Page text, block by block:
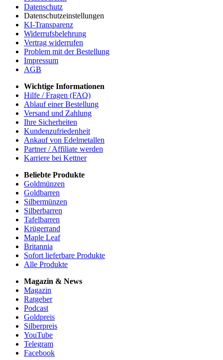
Datenschutz
Datenschutzeinstellungen
KI-Transparenz
Widerrufsbelehrung
Vertrag widerrufen
Problem mit der Bestellung
Impressum
AGB
Wichtige Informationen
Hilfe / Fragen (FAQ)
Ablauf einer Bestellung
Versand und Zahlung
Ihre Sicherheiten
Kundenzufriedenheit
Ankauf von Edelmetallen
Partner / Affiliate werden
Karriere bei Kettner
Beliebte Produkte
Goldmünzen
Goldbarren
Silbermünzen
Silberbarren
Tafelbarren
Krügerrand
Maple Leaf
Britannia
Sofort lieferbare Produkte
Alle Produkte
Magazin & News
Magazin
Ratgeber
Podcast
Goldpreis
Silberpreis
YouTube
Telegram
Facebook